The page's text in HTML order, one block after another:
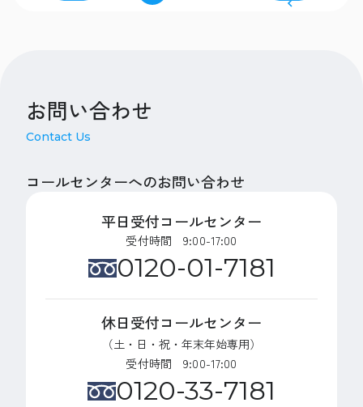
お問い合わせ
Contact Us
コールセンターへのお問い合わせ
平日受付コールセンター
受付時間 9:00-17:00
0120-01-7181
休日受付コールセンター
（土・日・祝・年末年始専用）
受付時間 9:00-17:00
0120-33-7181